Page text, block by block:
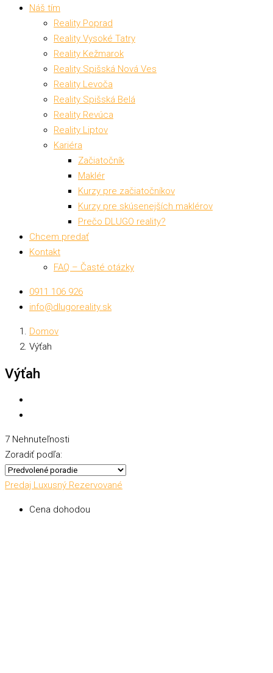
Náš tím
Reality Poprad
Reality Vysoké Tatry
Reality Kežmarok
Reality Spišská Nová Ves
Reality Levoča
Reality Spišská Belá
Reality Revúca
Reality Liptov
Kariéra
Začiatočník
Maklér
Kurzy pre začiatočníkov
Kurzy pre skúsenejších maklérov
Prečo DLUGO reality?
Chcem predať
Kontakt
FAQ – Časté otázky
0911 106 926
info@dlugoreality.sk
Domov
Výťah
Výťah
7 Nehnuteľnosti
Zoradiť podľa:
Predaj Luxusný Rezervované
Cena dohodou